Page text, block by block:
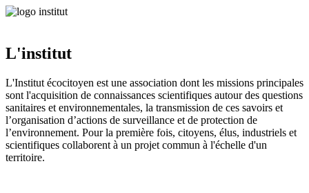
L'institut
L'Institut écocitoyen est une association dont les missions principales
sont l'acquisition de connaissances scientifiques autour des questions
sanitaires et environnementales, la transmission de ces savoirs et
l’organisation d’actions de surveillance et de protection de
l’environnement. Pour la première fois, citoyens, élus, industriels et
scientifiques collaborent à un projet commun à l'échelle d'un
territoire.